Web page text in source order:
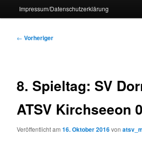
Impressum/Datenschutzerklärung
Beitragsnavigation
← Vorheriger
8. Spieltag: SV
ATSV Kirchseeon
Veröffentlicht am16. Oktober 2016von